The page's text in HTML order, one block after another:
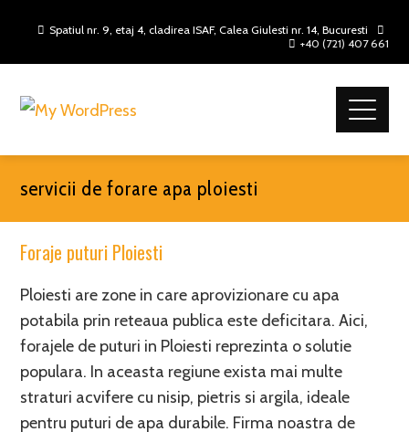
Spatiul nr. 9, etaj 4, cladirea ISAF, Calea Giulesti nr. 14, Bucuresti
+40 (721) 407 661
servicii de forare apa ploiesti
Foraje puturi Ploiesti
Ploiesti are zone in care aprovizionare cu apa
potabila prin reteaua publica este deficitara. Aici,
forajele de puturi in Ploiesti reprezinta o solutie
populara. In aceasta regiune exista mai multe
straturi acvifere cu nisip, pietris si argila, ideale
pentru puturi de apa durabile. Firma noastra de